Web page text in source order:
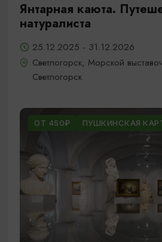
Янтарная каюта.
натуралиста
25.12.2025 - 31.12.2026
Светлогорск, Морской
Светлогорск
ОТ 450₽ ПУШКИНСКАЯ